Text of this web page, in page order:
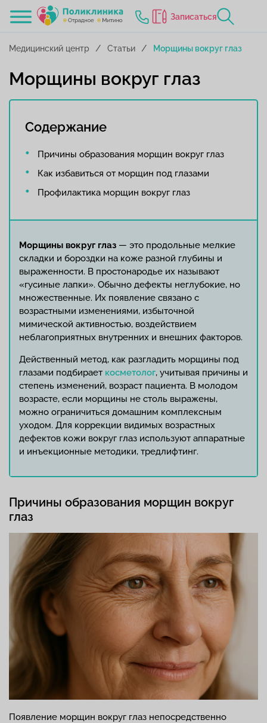
Записаться
Медицинский центр Статьи Морщины вокруг глаз
Морщины вокруг глаз
Содержание
Причины образования морщин вокруг глаз
Как избавиться от морщин под глазами
Профилактика морщин вокруг глаз
Морщины вокруг глаз — это продольные мелкие
складки и бороздки на коже разной глубины и
выраженности. В простонародье их называют
«гусиные лапки». Обычно дефекты неглубокие, но
множественные. Их появление связано с
возрастными изменениями, избыточной
мимической активностью, воздействием
неблагоприятных внутренних и внешних факторов.
Действенный метод, как разгладить морщины под
глазами подбирает косметолог, учитывая причины и
степень изменений, возраст пациента. В молодом
возрасте, если морщины не столь выражены,
можно ограничиться домашним комплексным
уходом. Для коррекции видимых возрастных
дефектов кожи вокруг глаз используют аппаратные
и инъекционные методики, тредлифтинг.
Причины образования морщин вокруг
глаз
Появление морщин вокруг глаз непосредственно